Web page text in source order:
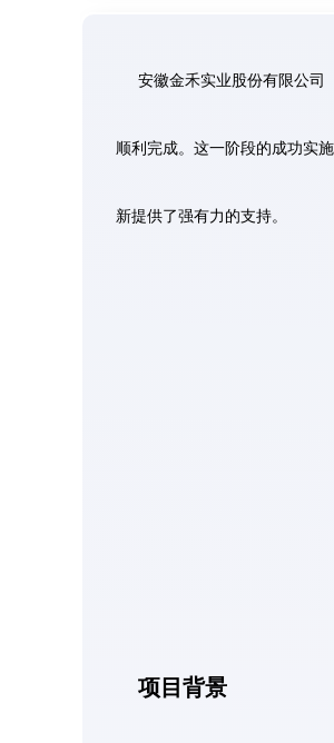
安徽金禾实业股份有限公
顺利完成。这一阶段的成功实
新提供了强有力的支持。
项目背景